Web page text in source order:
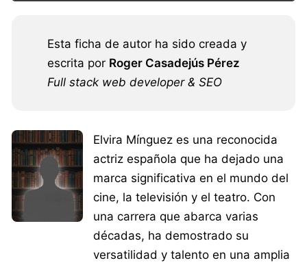
Esta ficha de autor ha sido creada y
escrita por Roger Casadejús Pérez
Full stack web developer & SEO
Elvira Mínguez es una reconocida
actriz española que ha dejado una
marca significativa en el mundo del
cine, la televisión y el teatro. Con
una carrera que abarca varias
décadas, ha demostrado su
versatilidad y talento en una amplia